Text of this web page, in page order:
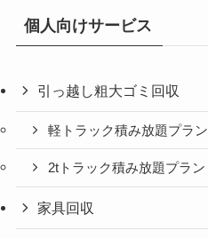
個人向けサービス
引っ越し粗大ゴミ回収
軽トラック積み放題プラン
2tトラック積み放題プラン
家具回収